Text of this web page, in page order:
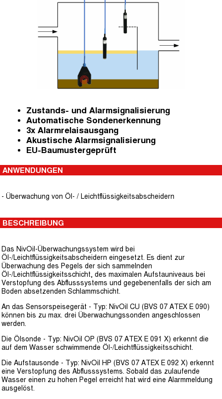
Zustands- und Alarmsignalisierung
Automatische Sondenerkennung
3x Alarmrelaisausgang
Akustische Alarmsignalisierung
EU-Baumustergeprüft
ANWENDUNGEN
- Überwachung von Öl- / Leichtflüssigkeitsabscheidern
BESCHREIBUNG
Das NivOil-Überwachungssystem wird bei
Öl-/Leichtflüssigkeitsabscheidern eingesetzt. Es dient zur
Überwachung des Pegels der sich sammelnden
Öl-/Leichtflüssigkeitsschicht, des maximalen Aufstauniveaus bei
Verstopfung des Abflusssystems und gegebenenfalls der sich am
Boden absetzenden Schlammschicht.
An das Sensorspeisegerät - Typ: NivOil CU (BVS 07 ATEX E 090)
können bis zu max. drei Überwachungssonden angeschlossen
werden.
Die Ölsonde - Typ: NivOil OP (BVS 07 ATEX E 091 X) erkennt die
auf dem Wasser schwimmende Öl-/Leichtflüssigkeitsschicht.
Die Aufstausonde - Typ: NivOil HP (BVS 07 ATEX E 092 X) erkennt
eine Verstopfung des Abflusssystems. Sobald das zulaufende
Wasser einen zu hohen Pegel erreicht hat wird eine Alarmmeldung
ausgelöst.